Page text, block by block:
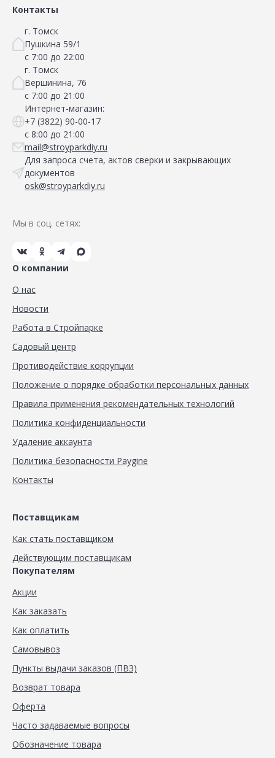
Контакты
г. Томск
Пушкина 59/1
с 7:00 до 22:00
г. Томск
Вершинина, 76
с 7:00 до 21:00
Интернет-магазин:
+7 (3822) 90-00-17
с 8:00 до 21:00
mail@stroyparkdiy.ru
Для запроса счета, актов сверки и закрывающих
документов
osk@stroyparkdiy.ru
Мы в соц. сетях:
О компании
О нас
Новости
Работа в Стройпарке
Садовый центр
Противодействие коррупции
Положение о порядке обработки персональных данных
Правила применения рекомендательных технологий
Политика конфиденциальности
Удаление аккаунта
Политика безопасности Paygine
Контакты
Поставщикам
Как стать поставщиком
Действующим поставщикам
Покупателям
Акции
Как заказать
Как оплатить
Самовывоз
Пункты выдачи заказов (ПВЗ)
Возврат товара
Оферта
Часто задаваемые вопросы
Обозначение товара